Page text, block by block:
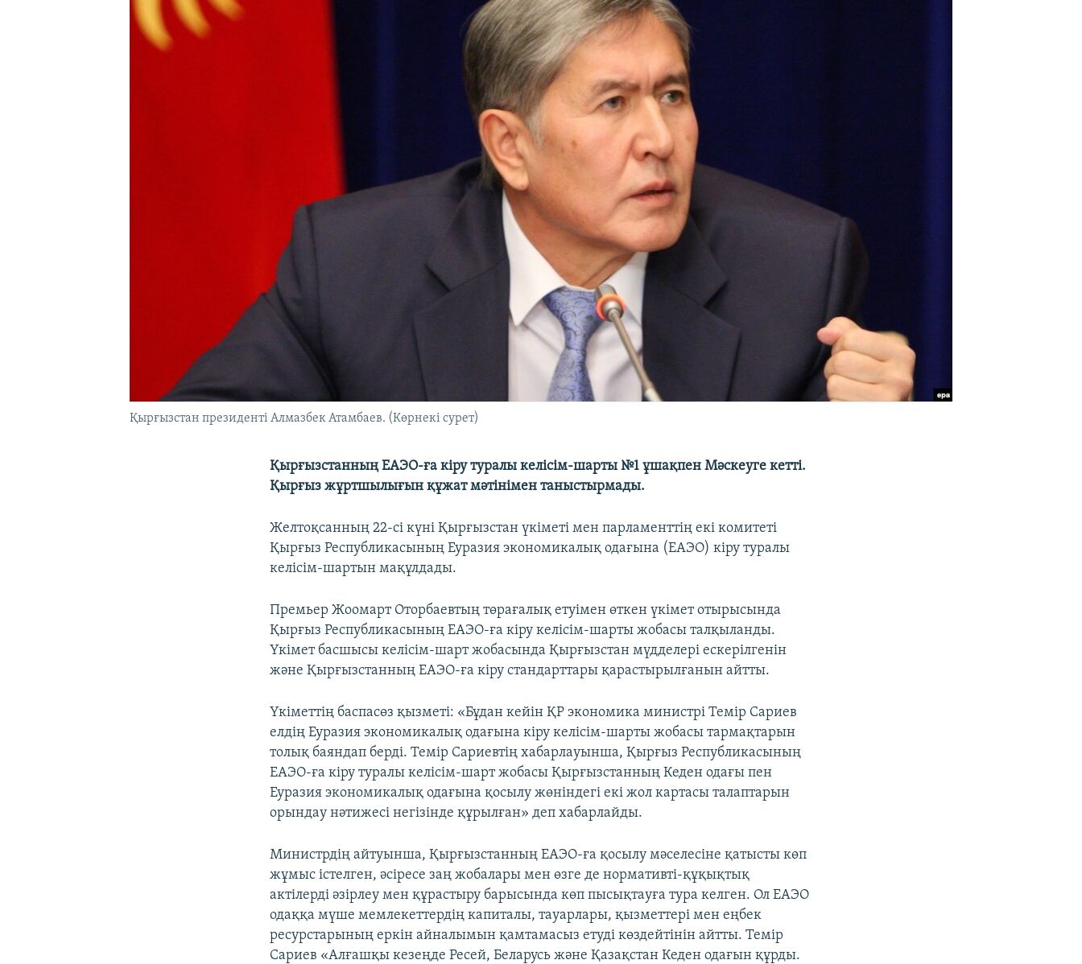
Қырғызстан президенті Алмазбек Атамбаев. (Көрнекі сурет)
Қырғызстанның ЕАЭО-ға кіру туралы келісім-шарты №1 ұшақпен Мәскеуге кетті.
Қырғыз жұртшылығын құжат мәтінімен таныстырмады.
Желтоқсанның 22-сі күні Қырғызстан үкіметі мен парламенттің екі комитеті
Қырғыз Республикасының Еуразия экономикалық одағына (ЕАЭО) кіру туралы
келісім-шартын мақұлдады.
Премьер Жоомарт Оторбаевтың төрағалық етуімен өткен үкімет отырысында
Қырғыз Республикасының ЕАЭО-ға кіру келісім-шарты жобасы талқыланды.
Үкімет басшысы келісім-шарт жобасында Қырғызстан мүдделері ескерілгенін
және Қырғызстанның ЕАЭО-ға кіру стандарттары қарастырылғанын айтты.
Үкіметтің баспасөз қызметі: «Бұдан кейін ҚР экономика министрі Темір Сариев
елдің Еуразия экономикалық одағына кіру келісім-шарты жобасы тармақтарын
толық баяндап берді. Темір Сариевтің хабарлауынша, Қырғыз Республикасының
ЕАЭО-ға кіру туралы келісім-шарт жобасы Қырғызстанның Кеден одағы пен
Еуразия экономикалық одағына қосылу жөніндегі екі жол картасы талаптарын
орындау нәтижесі негізінде құрылған» деп хабарлайды.
Министрдің айтуынша, Қырғызстанның ЕАЭО-ға қосылу мәселесіне қатысты көп
жұмыс істелген, әсіресе заң жобалары мен өзге де нормативті-құқықтық
актілерді әзірлеу мен құрастыру барысында көп пысықтауға тура келген. Ол ЕАЭО
одаққа мүше мемлекеттердің капиталы, тауарлары, қызметтері мен еңбек
ресурстарының еркін айналымын қамтамасыз етуді көздейтінін айтты. Темір
Сариев «Алғашқы кезеңде Ресей, Беларусь және Қазақстан Кеден одағын құрды.